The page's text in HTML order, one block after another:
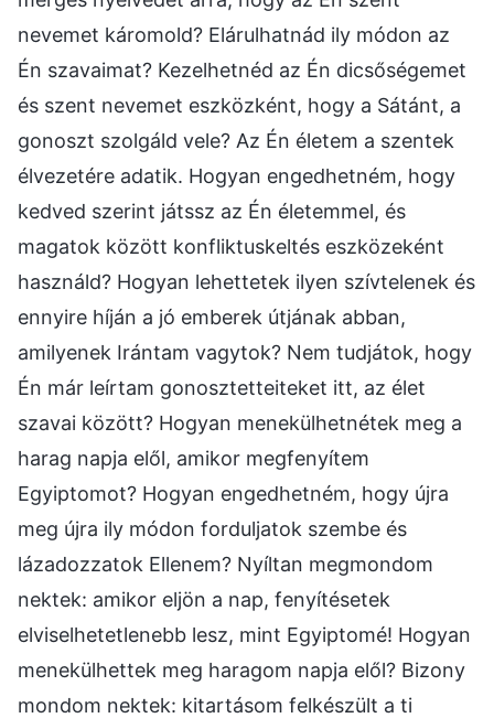
nevemet káromold? Elárulhatnád ily módon az
Én szavaimat? Kezelhetnéd az Én dicsőségemet
és szent nevemet eszközként, hogy a Sátánt, a
gonoszt szolgáld vele? Az Én életem a szentek
élvezetére adatik. Hogyan engedhetném, hogy
kedved szerint játssz az Én életemmel, és
magatok között konfliktuskeltés eszközeként
használd? Hogyan lehettetek ilyen szívtelenek és
ennyire híján a jó emberek útjának abban,
amilyenek Irántam vagytok? Nem tudjátok, hogy
Én már leírtam gonosztetteiteket itt, az élet
szavai között? Hogyan menekülhetnétek meg a
harag napja elől, amikor megfenyítem
Egyiptomot? Hogyan engedhetném, hogy újra
meg újra ily módon forduljatok szembe és
lázadozzatok Ellenem? Nyíltan megmondom
nektek: amikor eljön a nap, fenyítésetek
elviselhetetlenebb lesz, mint Egyiptomé! Hogyan
menekülhettek meg haragom napja elől? Bizony
mondom nektek: kitartásom felkészült a ti